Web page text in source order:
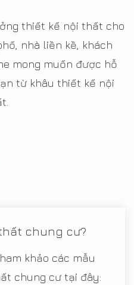
thiết kế nội thất cho
nhà liền kề, khách
mong muốn được hỗ
từ khâu thiết kế nội
chung cư?
khảo các mẫu
chung cư tại đây: